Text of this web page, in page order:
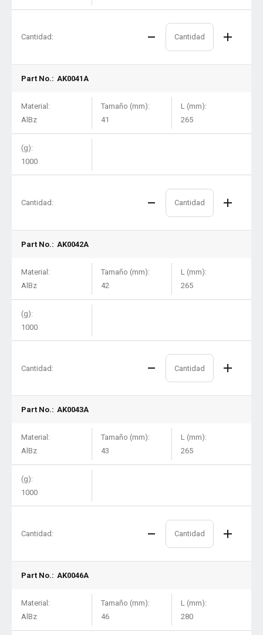
Cantidad:
Part No.: AK0041A
Material:
AlBz
Tamaño (mm):
41
L (mm):
265
(g):
1000
Cantidad:
Part No.: AK0042A
Material:
AlBz
Tamaño (mm):
42
L (mm):
265
(g):
1000
Cantidad:
Part No.: AK0043A
Material:
AlBz
Tamaño (mm):
43
L (mm):
265
(g):
1000
Cantidad:
Part No.: AK0046A
Material:
AlBz
Tamaño (mm):
46
L (mm):
280